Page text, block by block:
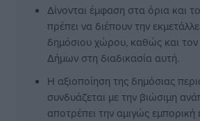
Δίνονται έμφαση στα όρια και
πρέπει να διέπουν την
δημόσιου χώρου, καθώς και
Δήμων στη διαδικασία αυτή.
Η αξιοποίηση της δημόσιας
συνδυάζεται με την βιώσιμη
αποτρέπει την αμιγώς εμπορική